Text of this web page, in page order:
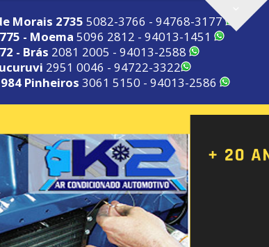
Morais 2735 5082-3766 - 94768-3177
- Moema 5096 2812 - 94013-1451
- Brás 2081 2005 - 94013-2588
2951 0046 - 94722-3322
Pinheiros 3061 5150 - 94013-2586